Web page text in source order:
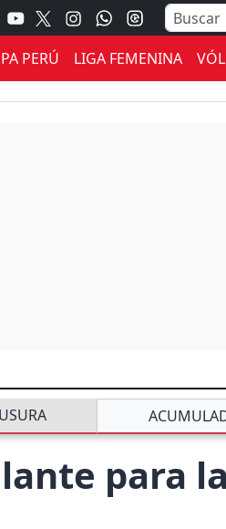
PERÚ LIGA FEMENINA
para